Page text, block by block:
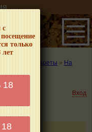
с
только
лет
18
Цены на сигареты » На
Вход